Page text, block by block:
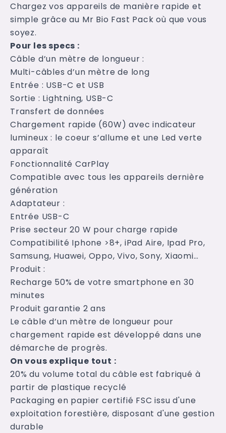
Chargez vos appareils de manière rapide et
simple grâce au Mr Bio Fast Pack où que vous
soyez.
Pour les specs :
Câble d’un mètre de longueur :
Multi-câbles d’un mètre de long
Entrée : USB-C et USB
Sortie : Lightning, USB-C
Transfert de données
Chargement rapide (60W) avec indicateur
lumineux : le coeur s’allume et une Led verte
apparaît
Fonctionnalité CarPlay
Compatible avec tous les appareils dernière
génération
Adaptateur :
Entrée USB-C
Prise secteur 20 W pour charge rapide
Compatibilité Iphone >8+, iPad Aire, Ipad Pro,
Samsung, Huawei, Oppo, Vivo, Sony, Xiaomi…
Produit :
Recharge 50% de votre smartphone en 30
minutes
Produit garantie 2 ans
Le câble d’un mètre de longueur pour
chargement rapide est développé dans une
démarche de progrès.
On vous explique tout :
20% du volume total du câble est fabriqué à
partir de plastique recyclé
Packaging en papier certifié FSC issu d'une
exploitation forestière, disposant d'une gestion
durable